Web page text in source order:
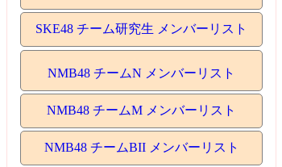
SKE48 チーム研究生 メンバーリスト
NMB48 チームN メンバーリスト
NMB48 チームM メンバーリスト
NMB48 チームBII メンバーリスト